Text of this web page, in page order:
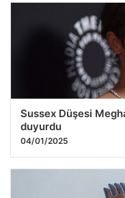
Sussex Düşesi
duyurdu
04/01/2025